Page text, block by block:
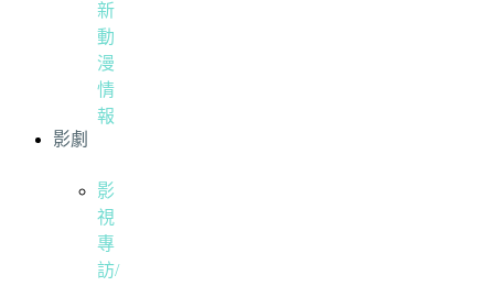
新
動
漫
情
報
影劇
影
視
專
訪/